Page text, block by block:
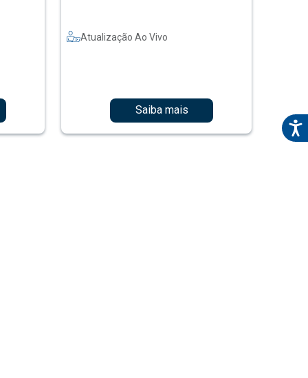
Atualização Ao Vivo
Saiba mais